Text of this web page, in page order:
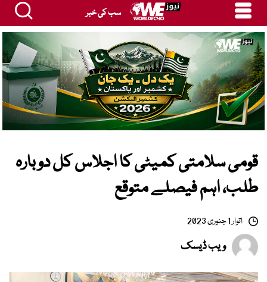
سب کی خبر
قومی سلامتی کمیٹی کا اجلاس کل دوبارہ
طلب، اہم فیصلے متوقع
اتوار 1 جنوری 2023
ویب ڈیسک